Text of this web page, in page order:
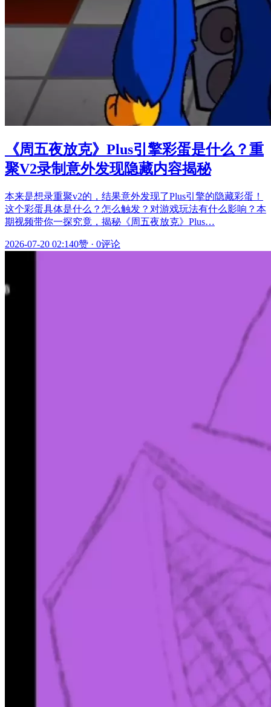
《周五夜放克》Plus引擎彩蛋是什么？重
聚V2录制意外发现隐藏内容揭秘
本来是想录重聚v2的，结果意外发现了Plus引擎的隐藏彩蛋！
这个彩蛋具体是什么？怎么触发？对游戏玩法有什么影响？本
期视频带你一探究竟，揭秘《周五夜放克》Plus…
2026-07-20 02:140赞 · 0评论